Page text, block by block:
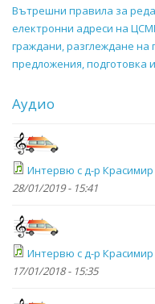
Вътрешни правила за
електронни адреси на
граждани, разглеждане на
предложения, подготовка
Аудио
Интервю с д-р
28/01/2019 - 15:41
Интервю с д-р
17/01/2018 - 15:35